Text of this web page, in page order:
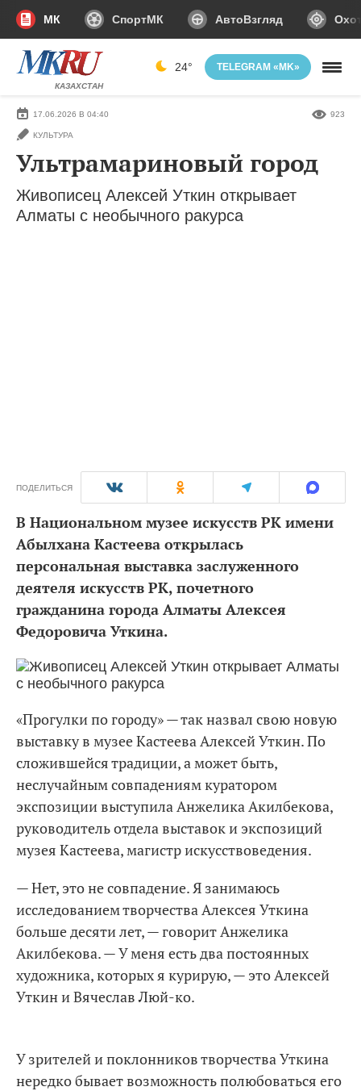
МК СпортМК АвтоВзгляд
КАЗАХСТАН
24° TELEGRAM «MK»
17.06.2026 В 04:40
КУЛЬТУРА
923
Ультрамариновый город
Живописец Алексей Уткин открывает
Алматы с необычного ракурса
ПОДЕЛИТЬСЯ
В Национальном музее искусств РК имени
Абылхана Кастеева открылась
персональная выставка заслуженного
деятеля искусств РК, почетного
гражданина города Алматы Алексея
Федоровича Уткина.
«Прогулки по городу» — так назвал свою новую
выставку в музее Кастеева Алексей Уткин. По
сложившейся традиции, а может быть,
неслучайным совпадениям куратором
экспозиции выступила Анжелика Акилбекова,
руководитель отдела выставок и экспозиций
музея Кастеева, магистр искусствоведения.
— Нет, это не совпадение. Я занимаюсь
исследованием творчества Алексея Уткина
больше десяти лет, — говорит Анжелика
Акилбекова. — У меня есть два постоянных
художника, которых я курирую, — это Алексей
Уткин и Вячеслав Люй-ко.
У зрителей и поклонников творчества Уткина
нередко бывает возможность полюбоваться его